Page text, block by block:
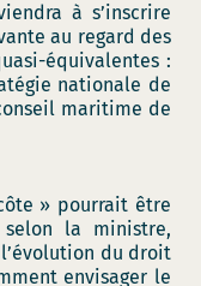
à s’inscrire
au regard des
équivalentes :
nationale de
maritime de
» pourrait être
la ministre,
du droit
envisager le